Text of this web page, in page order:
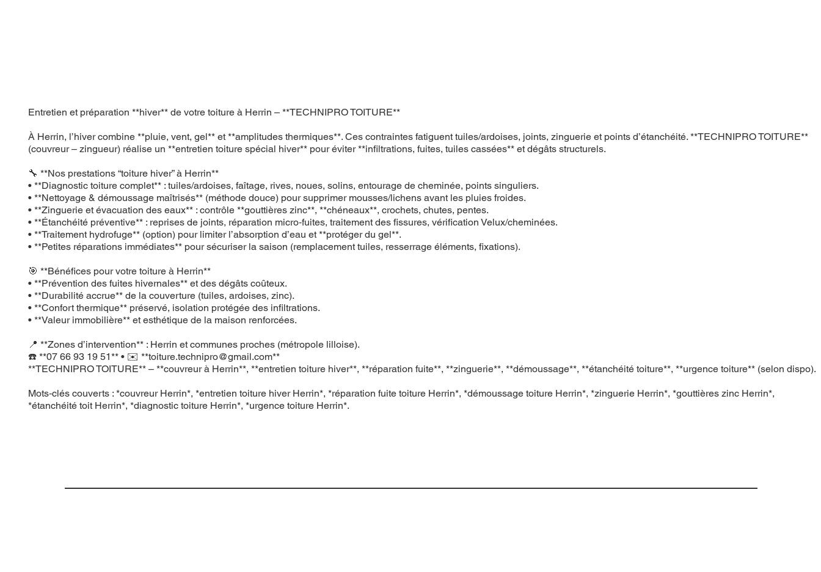
Entretien et préparation **hiver** de votre toiture à Herrin – **TECHNIPRO TOITURE**
À Herrin, l’hiver combine **pluie, vent, gel** et **amplitudes thermiques**. Ces contraintes fatiguent tuiles/ardoises, joints, zinguerie et points d’étanchéité. **TECHNIPRO TOITURE**
(couvreur – zingueur) réalise un **entretien toiture spécial hiver** pour éviter **infiltrations, fuites, tuiles cassées** et dégâts structurels.
🔧 **Nos prestations “toiture hiver” à Herrin**
• **Diagnostic toiture complet** : tuiles/ardoises, faîtage, rives, noues, solins, entourage de cheminée, points singuliers.
• **Nettoyage & démoussage maîtrisés** (méthode douce) pour supprimer mousses/lichens avant les pluies froides.
• **Zinguerie et évacuation des eaux** : contrôle **gouttières zinc**, **chéneaux**, crochets, chutes, pentes.
• **Étanchéité préventive** : reprises de joints, réparation micro‑fuites, traitement des fissures, vérification Velux/cheminées.
• **Traitement hydrofuge** (option) pour limiter l’absorption d’eau et **protéger du gel**.
• **Petites réparations immédiates** pour sécuriser la saison (remplacement tuiles, resserrage éléments, fixations).
🎯 **Bénéfices pour votre toiture à Herrin**
• **Prévention des fuites hivernales** et des dégâts coûteux.
• **Durabilité accrue** de la couverture (tuiles, ardoises, zinc).
• **Confort thermique** préservé, isolation protégée des infiltrations.
• **Valeur immobilière** et esthétique de la maison renforcées.
📍 **Zones d’intervention** : Herrin et communes proches (métropole lilloise).
☎️ **07 66 93 19 51** • ✉️ **toiture.technipro@gmail.com**
**TECHNIPRO TOITURE** – **couvreur à Herrin**, **entretien toiture hiver**, **réparation fuite**, **zinguerie**, **démoussage**, **étanchéité toiture**, **urgence toiture** (selon dispo).
Mots‑clés couverts : *couvreur Herrin*, *entretien toiture hiver Herrin*, *réparation fuite toiture Herrin*, *démoussage toiture Herrin*, *zinguerie Herrin*, *gouttières zinc Herrin*,
*étanchéité toit Herrin*, *diagnostic toiture Herrin*, *urgence toiture Herrin*.